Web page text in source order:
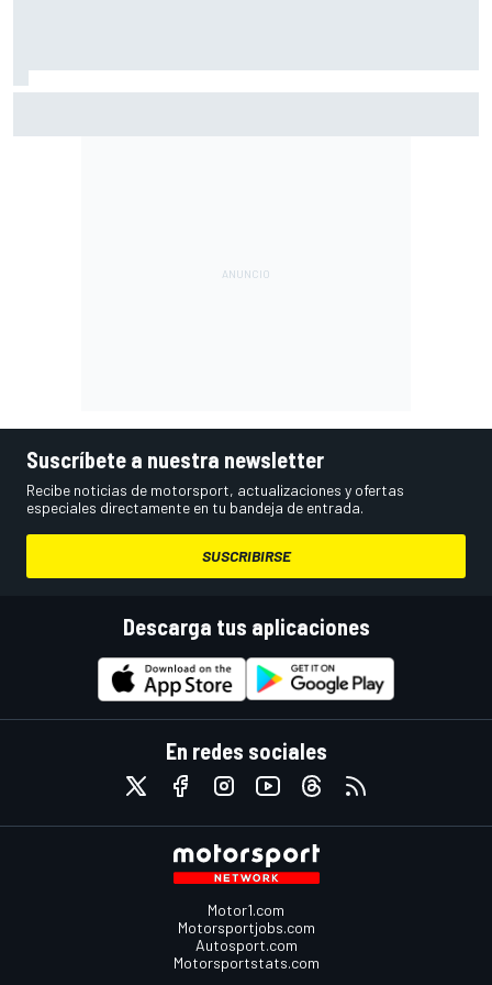
Suscríbete a nuestra newsletter
Recibe noticias de motorsport, actualizaciones y ofertas
especiales directamente en tu bandeja de entrada.
SUSCRIBIRSE
Descarga tus aplicaciones
En redes sociales
Motor1.com
Motorsportjobs.com
Autosport.com
Motorsportstats.com